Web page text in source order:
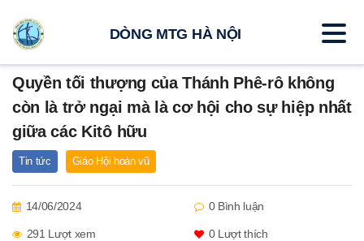
Quyền tối thượng của Thánh Phê-rô không
còn là trở ngại mà là cơ hội cho sự hiệp nhất
giữa các Kitô hữu
Tin tức Giáo Hội hoàn vũ
14/06/2024 0 Bình luận
291 Lượt xem 0Lượt thích
DÒNG MTG HÀ NỘI